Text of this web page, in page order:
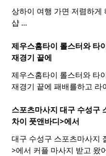
상하이 여행 가면 저렴하게
샵 ...
제우스홈타이 롤스터와타
재경기 끝에
제우스홈타이 롤스터와 타
재경기 끝에 패배를하고 라
스포츠마사지 대구 수성구
차이 풋앤바디>에서
대구 수성구 스포츠마사지
>에서 커플 마사지 받고 왔